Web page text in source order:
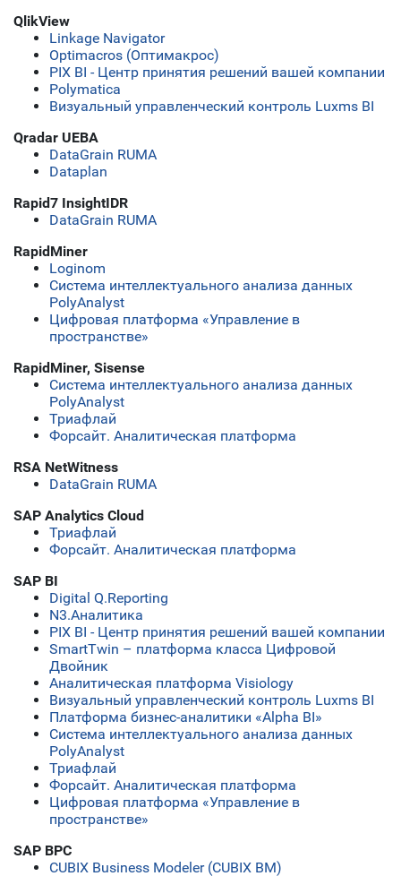
QlikView
Linkage Navigator
Optimacros (Оптимакрос)
PIX BI - Центр принятия решений вашей компании
Polymatica
Визуальный управленческий контроль Luxms BI
Qradar UEBA
DataGrain RUMA
Dataplan
Rapid7 InsightIDR
DataGrain RUMA
RapidMiner
Loginom
Система интеллектуального анализа данных
PolyAnalyst
Цифровая платформа «Управление в
пространстве»
RapidMiner, Sisense
Система интеллектуального анализа данных
PolyAnalyst
Триафлай
Форсайт. Аналитическая платформа
RSA NetWitness
DataGrain RUMA
SAP Analytics Cloud
Триафлай
Форсайт. Аналитическая платформа
SAP BI
Digital Q.Reporting
N3.Аналитика
PIX BI - Центр принятия решений вашей компании
SmartTwin – платформа класса Цифровой
Двойник
Аналитическая платформа Visiology
Визуальный управленческий контроль Luxms BI
Платформа бизнес-аналитики «Alpha BI»
Система интеллектуального анализа данных
PolyAnalyst
Триафлай
Форсайт. Аналитическая платформа
Цифровая платформа «Управление в
пространстве»
SAP BPC
CUBIX Business Modeler (CUBIX BM)